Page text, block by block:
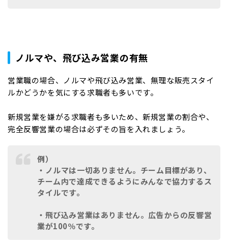
ノルマや、飛び込み営業の有無
営業職の場合、ノルマや飛び込み営業、無理な販売スタイ
ルかどうかを気にする求職者も多いです。
新規営業を嫌がる求職者も多いため、新規営業の割合や、
完全反響営業の場合は必ずその旨を入れましょう。
例）
・ノルマは一切ありません。チーム目標があり、
チーム内で達成できるようにみんなで協力するス
タイルです。
・飛び込み営業はありません。広告からの反響営
業が100％です。